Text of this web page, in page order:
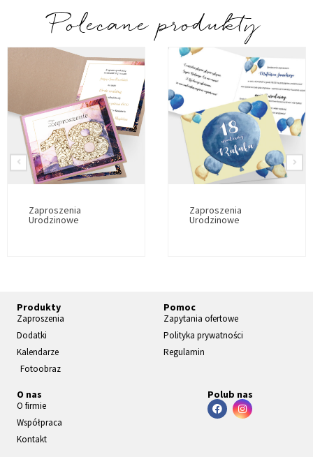
Polecane produkty
Zaproszenia
Urodzinowe
Zaproszenia
Urodzinowe
Produkty
Zaproszenia
Dodatki
Kalendarze
Fotoobraz
Pomoc
Zapytania ofertowe
Polityka prywatności
Regulamin
O nas
O firmie
Współpraca
Kontakt
Polub nas